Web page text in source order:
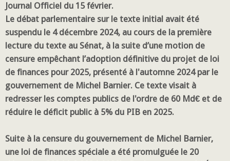
Journal Officiel du 15 février.
Le débat parlementaire sur le texte initial avait été
suspendu le 4 décembre 2024, au cours de la première
lecture du texte au Sénat, à la suite d’une motion de
censure empêchant l’adoption définitive du projet de loi
de finances pour 2025, présenté à l'automne 2024 par le
gouvernement de Michel Barnier. Ce texte visait à
redresser les comptes publics de l'ordre de 60 Md€ et de
réduire le déficit public à 5% du PIB en 2025.
Suite à la censure du gouvernement de Michel Barnier,
une loi de finances spéciale a été promulguée le 20